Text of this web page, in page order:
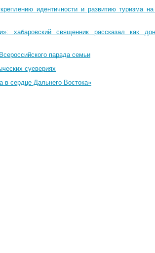
идентичности и развитию туризма
хабаровский священник рассказал как
парада семьи
суевериях
в сердце Дальнего Востока»